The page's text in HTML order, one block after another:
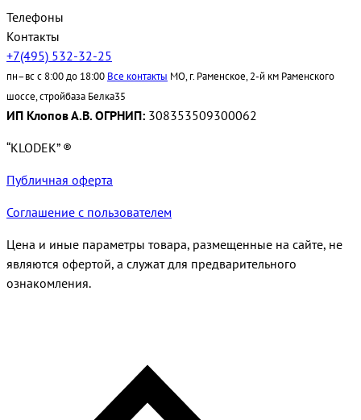
Телефоны
Контакты
+7(495) 532-32-25
пн–вс с 8:00 до 18:00 Все контакты МО, г. Раменское, 2-й км Раменского
шоссе, стройбаза Белка35
ИП Клопов А.В. ОГРНИП: 308353509300062
“KLODEK” ®
Публичная оферта
Соглашение с пользователем
Цена и иные параметры товара, размещенные на сайте, не
являются офертой, а служат для предварительного
ознакомления.